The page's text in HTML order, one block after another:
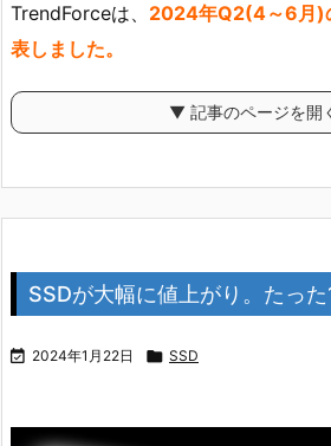
TrendForceは、 2024年Q2(4～6月)
表しました。
▼ 記事のページを開
SSDが大幅に値上がり。たっ
 2024年1月22日  SSD